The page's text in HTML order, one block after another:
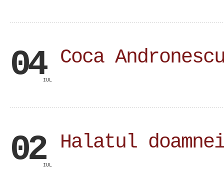
04IUL
Coca
02IUL
Halatul